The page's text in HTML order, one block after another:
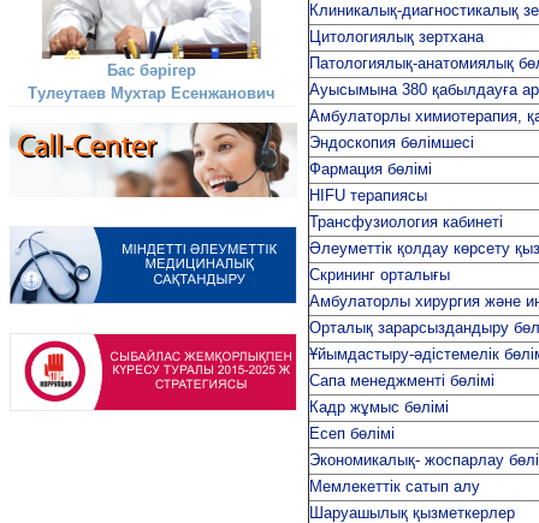
Бас бәрігер
Тулеутаев Мухтар Есенжанович
Клиникалық-диагностикалық
Цитологиялық зертхана
Патологиялық-анатомиялық
Ауысымына 380 қабылдауға
Амбулаторлы химиотерапия,
Эндоскопия бөлімшесі
Фармация бөлімі
HIFU терапиясы
Трансфузиология кабинеті
Әлеуметтік қолдау көрсету
Скрининг орталығы
Амбулаторлы хирургия және
Орталық зарарсыздандыру
Ұйымдастыру-әдістемелік
Сапа менеджменті бөлімі
Кадр жұмыс бөлімі
Есеп бөлімі
Экономикалық- жоспарлау
Мемлекеттік сатып алу
Шаруашылық қызметкерлер